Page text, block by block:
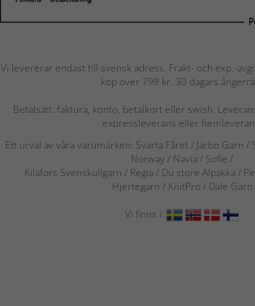
Vi levererar endast till svensk adress. Frakt- och exp.-
köp över 799 kr. 30 dagars
Betalsätt: faktura, konto, betalkort eller swish.
expressleverans eller
Ett urval av våra varumärken: Svarta Fåret / Järbo Garn /
Norway / Navia/ Sofie /
Kilafors Svenskullgarn / Regia / Du store Alpakka /
Hjertegarn / KnitPro / Dale Garn
Vi finns i: